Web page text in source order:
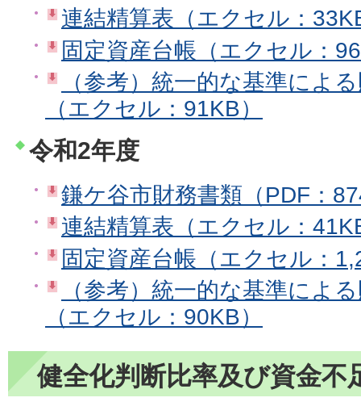
連結精算表（エクセル：
固定資産台帳（エクセル：
（参考）統一的な基準によ
（エクセル：91KB）
令和2年度
鎌ケ谷市財務書類（PDF：
連結精算表（エクセル：
固定資産台帳（エクセル：
（参考）統一的な基準によ
（エクセル：90KB）
健全化判断比率及び資金不